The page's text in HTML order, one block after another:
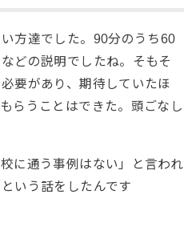
方達でした。90分のうち60
どの説明でしたね。そもそ
要があり、期待していたほ
らうことはできた。頭ごなし
に通う事例はない」と言われ
いう話をしたんです